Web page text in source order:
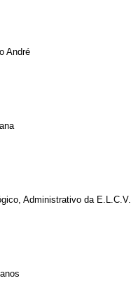
André
Administrativo da